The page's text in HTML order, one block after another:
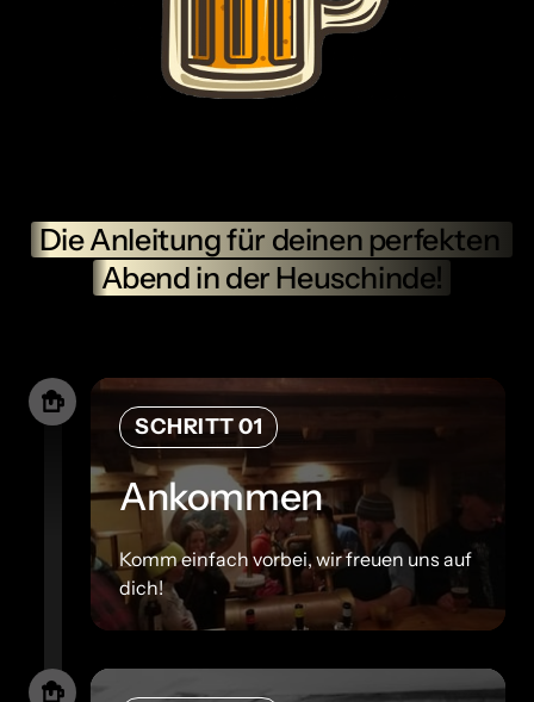
Die Anleitung für deinen
Abend in der Heuschinde!
SCHRITT 01
Ankommen
Komm einfach vorbei, wir freuen uns auf
dich!